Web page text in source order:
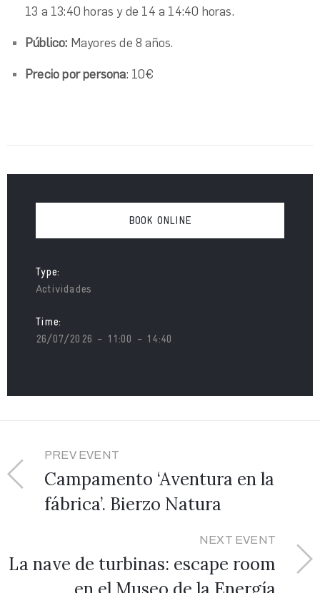
13 a 13:40 horas y de 14 a 14:40 horas.
Público: Mayores de 8 años.
Precio por persona: 10€
BOOK ONLINE
Type:
Actividades
Time:
26/07/2026 - 11:00 - 14:40
PREV EVENT
Campamento ‘Aventura en la
fábrica’. Bierzo Natura
NEXT EVENT
La nave de turbinas: escape room